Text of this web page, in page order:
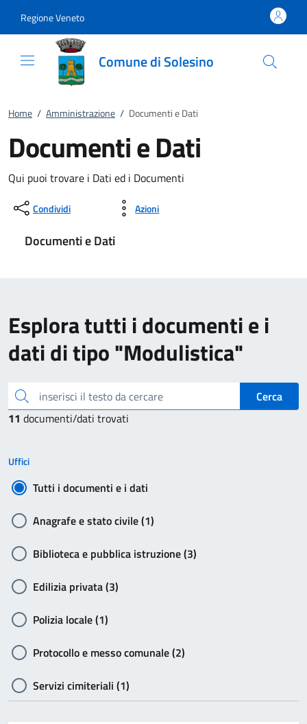
Regione Veneto
Comune di Solesino
Home / Amministrazione / Documenti e Dati
Documenti e Dati
Qui puoi trovare i Dati ed i Documenti
Condividi Azioni
Documenti e Dati
Esplora tutti i documenti e i
dati di tipo "Modulistica"
inserisci il testo da cercare
Cerca
11 documenti/dati trovati
Uffici
Tutti i documenti e i dati
Anagrafe e stato civile (1)
Biblioteca e pubblica istruzione (3)
Edilizia privata (3)
Polizia locale (1)
Protocollo e messo comunale (2)
Servizi cimiteriali (1)